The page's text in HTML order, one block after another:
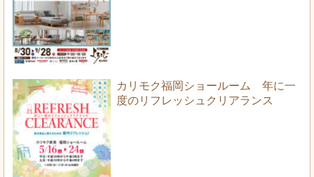
カリモク福岡ショールーム 年に一
度のリフレッシュクリアランス